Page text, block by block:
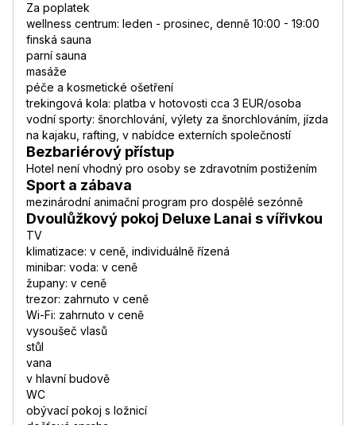
Za poplatek
wellness centrum: leden - prosinec, denně 10:00 - 19:00
finská sauna
parní sauna
masáže
péče a kosmetické ošetření
trekingová kola: platba v hotovosti cca 3 EUR/osoba
vodní sporty: šnorchlování, výlety za šnorchlováním, jízda
na kajaku, rafting, v nabídce externích společností
Bezbariérový přístup
Hotel není vhodný pro osoby se zdravotním postižením
Sport a zábava
mezinárodní animační program pro dospělé sezónně
Dvoulůžkový pokoj Deluxe Lanai s vířivkou
TV
klimatizace: v ceně, individuálně řízená
minibar: voda: v ceně
župany: v ceně
trezor: zahrnuto v ceně
Wi-Fi: zahrnuto v ceně
vysoušeč vlasů
stůl
vana
v hlavní budově
WC
obývací pokoj s ložnicí